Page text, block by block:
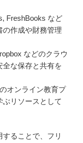
FreshBooks など
作成や財務管理
などのクラウ
全な保存と共有を
オンライン教育プ
リソースとして
ることで、フリ